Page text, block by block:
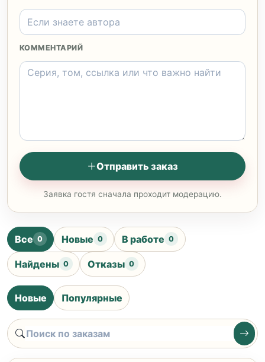
КОММЕНТАРИЙ
Отправить заказ
Заявка гостя сначала проходит модерацию.
Все 0 Новые 0 В работе 0
Найдены 0 Отказы 0
Новые Популярные